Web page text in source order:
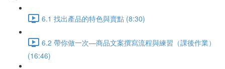
6.1 找出產品的特色與賣點 (8:30)
6.2 帶你做一次—商品文案撰寫流程與練習（課後作業）
(16:46)